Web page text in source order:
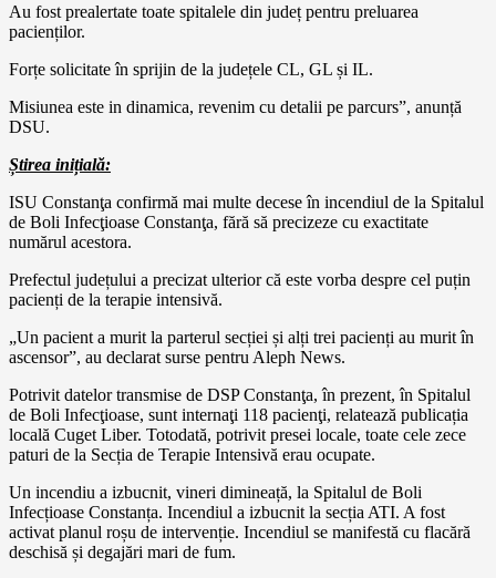
Au fost prealertate toate spitalele din județ pentru preluarea
pacienților.
Forțe solicitate în sprijin de la județele CL, GL și IL.
Misiunea este in dinamica, revenim cu detalii pe parcurs”, anunță
DSU.
Știrea inițială:
ISU Constanţa confirmă mai multe decese în incendiul de la Spitalul
de Boli Infecţioase Constanţa, fără să precizeze cu exactitate
numărul acestora.
Prefectul județului a precizat ulterior că este vorba despre cel puțin
pacienți de la terapie intensivă.
„Un pacient a murit la parterul secției și alți trei pacienți au murit în
ascensor”, au declarat surse pentru Aleph News.
Potrivit datelor transmise de DSP Constanţa, în prezent, în Spitalul
de Boli Infecţioase, sunt internaţi 118 pacienţi, relatează publicația
locală Cuget Liber. Totodată, potrivit presei locale, toate cele zece
paturi de la Secția de Terapie Intensivă erau ocupate.
Un incendiu a izbucnit, vineri dimineață, la Spitalul de Boli
Infecțioase Constanța. Incendiul a izbucnit la secția ATI. A fost
activat planul roșu de intervenție. Incendiul se manifestă cu flacără
deschisă și degajări mari de fum.